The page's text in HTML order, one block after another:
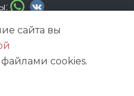
сайта вы
cookies.